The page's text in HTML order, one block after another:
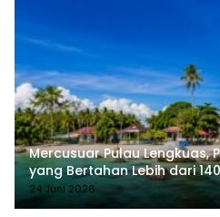
Mercusuar Pulau Lengkuas,
yang Bertahan Lebih dari
24 Juni 2026